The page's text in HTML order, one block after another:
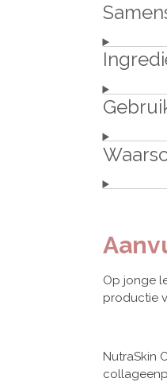
Op jonge
productie
NutraSkin